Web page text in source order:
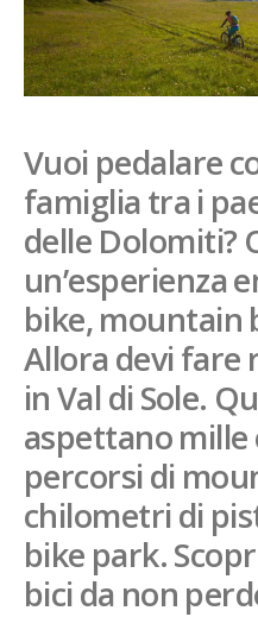
German
English
French
Italiano
Vuoi pedalare
famiglia tra i
delle Dolomiti?
un’esperienza
bike, mountain
Allora devi fare
in Val di Sole.
aspettano
percorsi di
chilometri di
bike park.
bici da non